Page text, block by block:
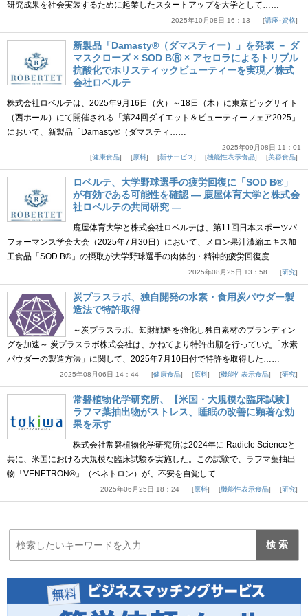
研究成果を社会実装するために起業したスタートアップを大学として……
2025年10月08日 16：13 講座･資格
新製品「Damasty®（ダマスティー）」を発表 － ダ
マスクローズ × SOD BⓇ × アセロラによるトリプル
抗酸化でホリスティックビューティーを実現／株式
会社ロベルテ
株式会社ロベルテは、2025年9月16日（火）～18日（木）に東京ビッグサイト
（西ホール）にて開催される「第24回ダイエット＆ビューティーフェア2025」
において、新製品「Damasty®（ダマスティ……
2025年09月08日 11：01
健康食品
原料 新サービス 機能性表示食品 美容食品
ロベルテ、大学野球選手の疲労回復に「SOD B®」
が有効である可能性を確認 ― 鹿屋体育大学と株式会
社ロベルテの共同研究 ―
鹿屋体育大学と株式会社ロベルテは、第11回日本スポーツパ
フォーマンス学会大会（2025年7月30日）において、メロン果汁濃縮エキス加
工食品「SOD B®」の摂取が大学野球選手の肉体的・精神的疲労回復度……
2025年08月25日 13：58 研究
炭プラスラボ、独自開発の水素・食用炭パウダー製
造法で特許取得
～炭プラスラボ、知財戦略を強化し独自素材のブランディン
グを加速～ 炭プラスラボ株式会社は、かねてより特許出願を行っていた「水素
パウダーの製造方法」に関して、2025年7月10日付で特許を取得した……
2025年08月06日 14：44 健康食品 原料 機能性表示食品 研究
常磐植物化学研究所、【米国・大規模な臨床試験】
ラフマ葉抽出物がストレス、睡眠の改善に顕著な効
果を示す
株式会社常磐植物化学研究所は2024年に Radicle Scienceと
共に、米国における大規模な臨床試験を実施した。この試験で、ラフマ葉抽出
物「VENETRON®」（ベネトロン）が、不安を自覚して……
2025年06月25日 18：24 原料 機能性表示食品 研究